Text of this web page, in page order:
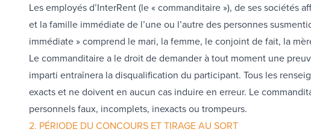
Les employés d’InterRent (le « commanditaire »), de ses
et la famille immédiate de l’une ou l’autre des personnes
immédiate » comprend le mari, la femme, le conjoint de fait, la
Le commanditaire a le droit de demander à tout moment une
imparti entraînera la disqualification du participant. Tous les
exacts et ne doivent en aucun cas induire en erreur. Le
personnels faux, incomplets, inexacts ou trompeurs.
2. PÉRIODE DU CONCOURS ET TIRAGE AU SORT